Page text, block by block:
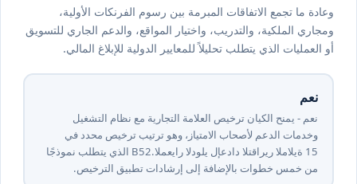
وعادة ما تجمع الاتفاقات المبرمة بين رسوم الفرنكات الأولية،
ومجاري الملكية، والتدريب، واختيار المواقع، والدعم الجاري للتسويق
أو العمليات الذي يتطلب تحليلاً للمعايير الدولية للإبلاغ المالي.
نعم
نعم - يمنح الكيان ترخيص العلامة التجارية مع نظام التشغيل
وخدمات الدعم لأصحاب الامتياز، وهو ترتيب ترخيص محدد في
المعيار الدولي لإعداد التقارير المالية ⁦15⁩.B52 الذي يتطلب نموذجًا
من خمس خطوات بالإضافة إلى إرشادات تطبيق الترخيص.